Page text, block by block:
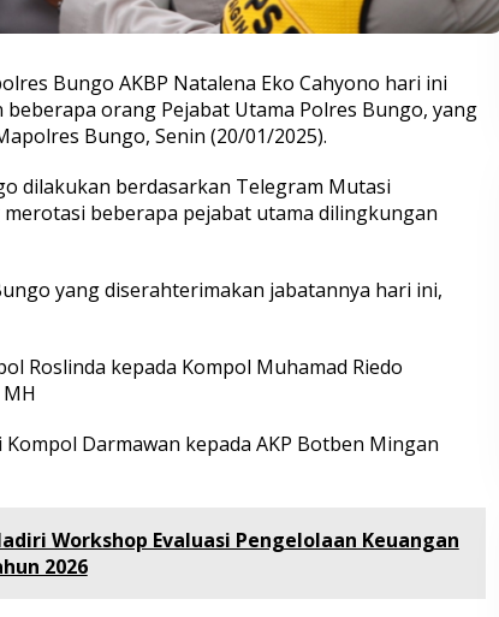
Bungo AKBP Natalena Eko Cahyono hari ini
orang Pejabat Utama Polres Bungo, yang
Bungo, Senin (20/01/2025).
dilakukan berdasarkan Telegram Mutasi
beberapa pejabat utama dilingkungan
yang diserahterimakan jabatannya hari ini,
Roslinda kepada Kompol Muhamad Riedo
Darmawan kepada AKP Botben Mingan
Workshop Evaluasi Pengelolaan Keuangan
2026
Pengukuhan dan Simulasi SOP
Kampung Siaga Bencana Jaya Setia